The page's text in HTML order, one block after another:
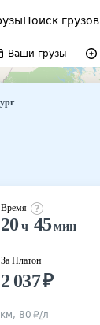
Поиск грузов
Ваши грузы
Время
20 ч 45 мин
За Платон
2 037₽
км, 80 ₽/л